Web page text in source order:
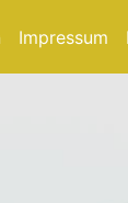
Impressum